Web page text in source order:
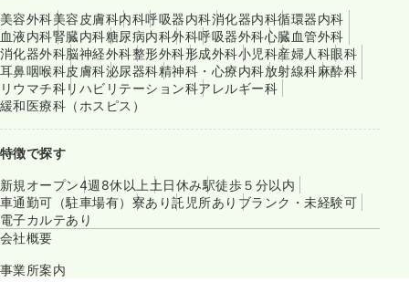
美容外科美容皮膚科内科呼吸器内科消化器内科循環器内科
血液内科腎臓内科糖尿病内科外科呼吸器外科心臓血管外科
消化器外科脳神経外科整形外科形成外科小児科産婦人科眼科
耳鼻咽喉科皮膚科泌尿器科精神科・心療内科放射線科麻酔科
リウマチ科リハビリテーション科アレルギー科
緩和医療科（ホスピス）
特徴で探す
新規オープン4週8休以上 土日休み駅徒歩５分以内
車通勤可（駐車場有） 寮あり託児所あり ブランク・未経験可
電子カルテあり
会社概要
事業所案内